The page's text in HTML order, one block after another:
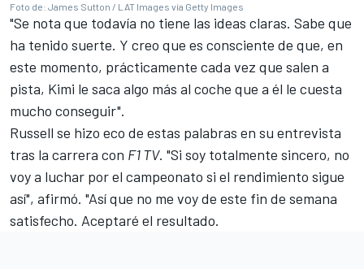
Foto de: James Sutton / LAT Images vía Getty Images
"Se nota que todavía no tiene las ideas claras. Sabe que
ha tenido suerte. Y creo que es consciente de que, en
este momento, prácticamente cada vez que salen a
pista, Kimi le saca algo más al coche que a él le cuesta
mucho conseguir".
Russell se hizo eco de estas palabras en su entrevista
tras la carrera con F1 TV. "Si soy totalmente sincero, no
voy a luchar por el campeonato si el rendimiento sigue
así", afirmó. "Así que no me voy de este fin de semana
satisfecho. Aceptaré el resultado.